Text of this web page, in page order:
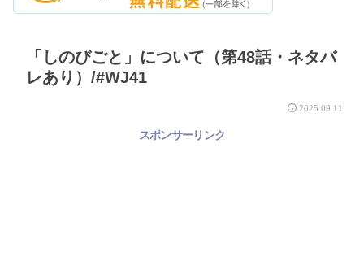
「しのびごと」について（第48話・ネタバ
レあり）/#WJ41
2025.09.11
スポンサーリンク